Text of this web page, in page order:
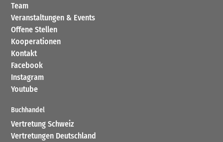
Team
Veranstaltungen & Events
Offene Stellen
Kooperationen
Kontakt
Facebook
Instagram
Youtube
Buchhandel
Vertretung Schweiz
Vertretungen Deutschland